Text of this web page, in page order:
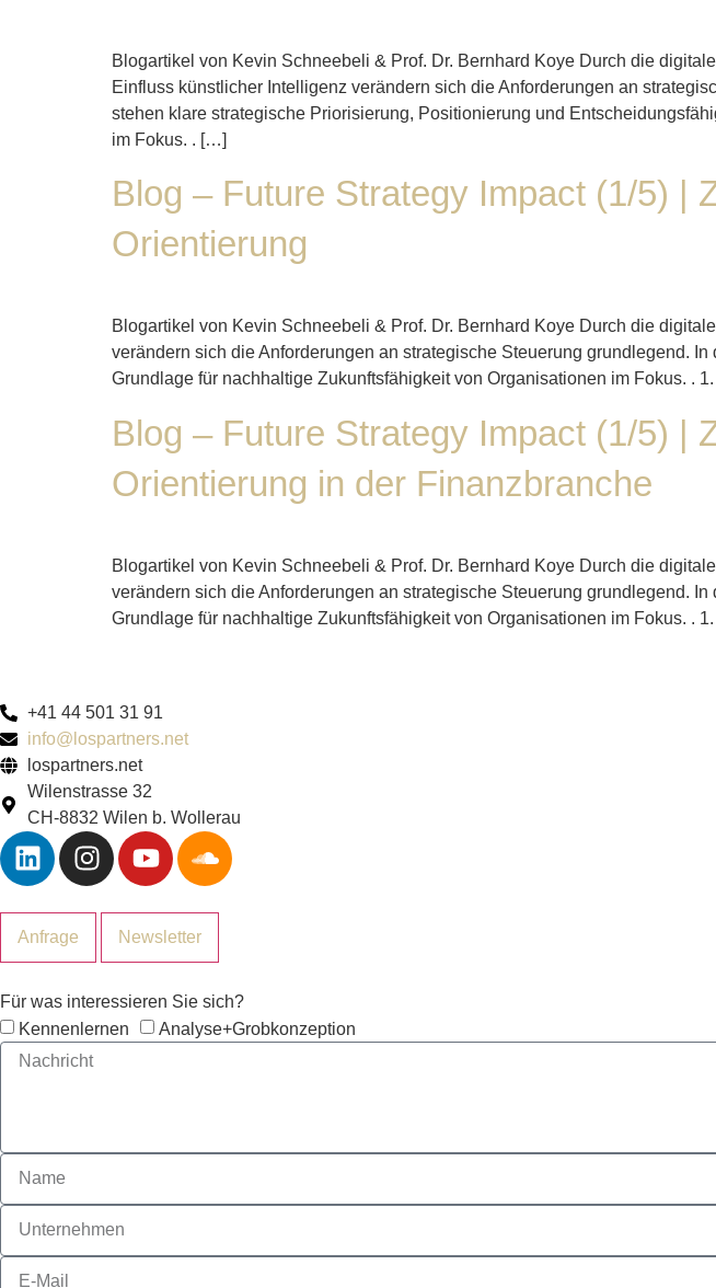
Blogartikel von Kevin Schneebeli & Prof. Dr. Bernhard Koye Durch die
Einfluss künstlicher Intelligenz verändern sich die Anforderungen an
stehen klare strategische Priorisierung, Positionierung und
im Fokus. . […]
Blog – Future Strategy Impact (1/5) |
Orientierung
Blogartikel von Kevin Schneebeli & Prof. Dr. Bernhard Koye Durch die
verändern sich die Anforderungen an strategische Steuerung grundlegend.
Grundlage für nachhaltige Zukunftsfähigkeit von Organisationen im Fokus. .
Blog – Future Strategy Impact (1/5) |
Orientierung in der Finanzbranche
Blogartikel von Kevin Schneebeli & Prof. Dr. Bernhard Koye Durch die
verändern sich die Anforderungen an strategische Steuerung grundlegend.
Grundlage für nachhaltige Zukunftsfähigkeit von Organisationen im Fokus. .
+41 44 501 31 91
info@lospartners.net
lospartners.net
Wilenstrasse 32
CH-8832 Wilen b. Wollerau
Anfrage Newsletter
Für was interessieren Sie sich?
Kennenlernen
Analyse+Grobkonzeption